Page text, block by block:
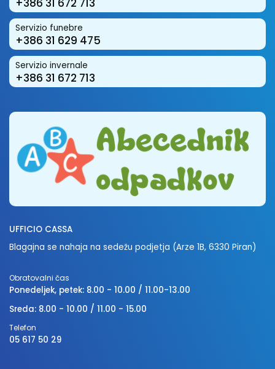
+386 31 672 713
Servizio funebre
+386 31 629 475
Servizio invernale
+386 31 672 713
UFFICIO CASSA
Blagajna se nahaja na sedežu podjetja (Arze 1B, 6330 Piran)
Obratovalni čas
Ponedeljek, petek: 8.00 - 10.00 / 11.00-13.00
Sreda: 8.00 - 10.00 / 11.00 - 15.00
Telefon
05 617 50 29